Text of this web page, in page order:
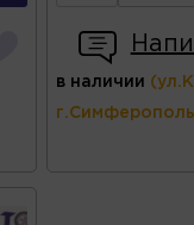
в наличии